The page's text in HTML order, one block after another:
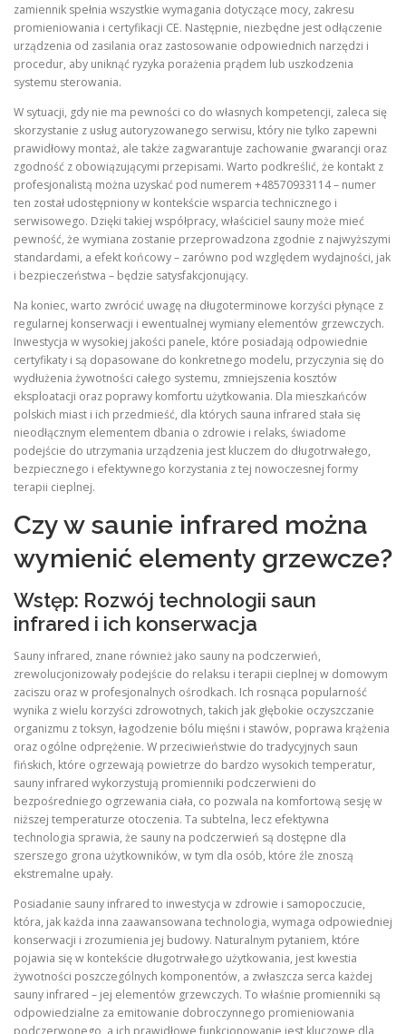
zamiennik spełnia wszystkie wymagania dotyczące mocy, zakresu
promieniowania i certyfikacji CE. Następnie, niezbędne jest odłączenie
urządzenia od zasilania oraz zastosowanie odpowiednich narzędzi i
procedur, aby uniknąć ryzyka porażenia prądem lub uszkodzenia
systemu sterowania.
W sytuacji, gdy nie ma pewności co do własnych kompetencji, zaleca się
skorzystanie z usług autoryzowanego serwisu, który nie tylko zapewni
prawidłowy montaż, ale także zagwarantuje zachowanie gwarancji oraz
zgodność z obowiązującymi przepisami. Warto podkreślić, że kontakt z
profesjonalistą można uzyskać pod numerem +48570933114 – numer
ten został udostępniony w kontekście wsparcia technicznego i
serwisowego. Dzięki takiej współpracy, właściciel sauny może mieć
pewność, że wymiana zostanie przeprowadzona zgodnie z najwyższymi
standardami, a efekt końcowy – zarówno pod względem wydajności, jak
i bezpieczeństwa – będzie satysfakcjonujący.
Na koniec, warto zwrócić uwagę na długoterminowe korzyści płynące z
regularnej konserwacji i ewentualnej wymiany elementów grzewczych.
Inwestycja w wysokiej jakości panele, które posiadają odpowiednie
certyfikaty i są dopasowane do konkretnego modelu, przyczynia się do
wydłużenia żywotności całego systemu, zmniejszenia kosztów
eksploatacji oraz poprawy komfortu użytkowania. Dla mieszkańców
polskich miast i ich przedmieść, dla których sauna infrared stała się
nieodłącznym elementem dbania o zdrowie i relaks, świadome
podejście do utrzymania urządzenia jest kluczem do długotrwałego,
bezpiecznego i efektywnego korzystania z tej nowoczesnej formy
terapii cieplnej.
Czy w saunie infrared można
wymienić elementy grzewcze?
Wstęp: Rozwój technologii saun
infrared i ich konserwacja
Sauny infrared, znane również jako sauny na podczerwień,
zrewolucjonizowały podejście do relaksu i terapii cieplnej w domowym
zaciszu oraz w profesjonalnych ośrodkach. Ich rosnąca popularność
wynika z wielu korzyści zdrowotnych, takich jak głębokie oczyszczanie
organizmu z toksyn, łagodzenie bólu mięśni i stawów, poprawa krążenia
oraz ogólne odprężenie. W przeciwieństwie do tradycyjnych saun
fińskich, które ogrzewają powietrze do bardzo wysokich temperatur,
sauny infrared wykorzystują promienniki podczerwieni do
bezpośredniego ogrzewania ciała, co pozwala na komfortową sesję w
niższej temperaturze otoczenia. Ta subtelna, lecz efektywna
technologia sprawia, że sauny na podczerwień są dostępne dla
szerszego grona użytkowników, w tym dla osób, które źle znoszą
ekstremalne upały.
Posiadanie sauny infrared to inwestycja w zdrowie i samopoczucie,
która, jak każda inna zaawansowana technologia, wymaga odpowiedniej
konserwacji i zrozumienia jej budowy. Naturalnym pytaniem, które
pojawia się w kontekście długotrwałego użytkowania, jest kwestia
żywotności poszczególnych komponentów, a zwłaszcza serca każdej
sauny infrared – jej elementów grzewczych. To właśnie promienniki są
odpowiedzialne za emitowanie dobroczynnego promieniowania
podczerwonego, a ich prawidłowe funkcjonowanie jest kluczowe dla